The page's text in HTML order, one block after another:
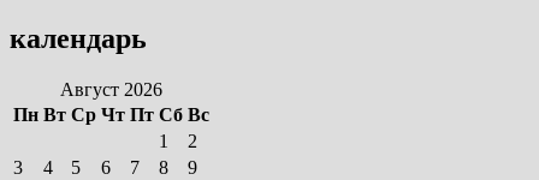
календарь
Август 2026
Пн Вт Ср Чт Пт Сб Вс
1
2
3
4 5 6 7 8
9